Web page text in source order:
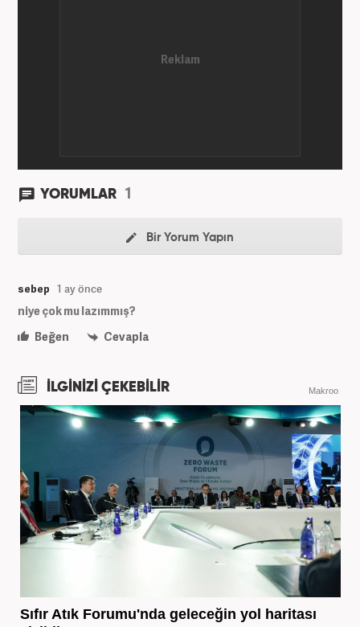
YORUMLAR 1
Bir Yorum Yapın
sebep 1 ay önce
niye çok mu lazımmış?
Beğen
Cevapla
İLGİNİZİ ÇEKEBİLİR Makroo
Sıfır Atık Forumu'nda geleceğin yol haritası